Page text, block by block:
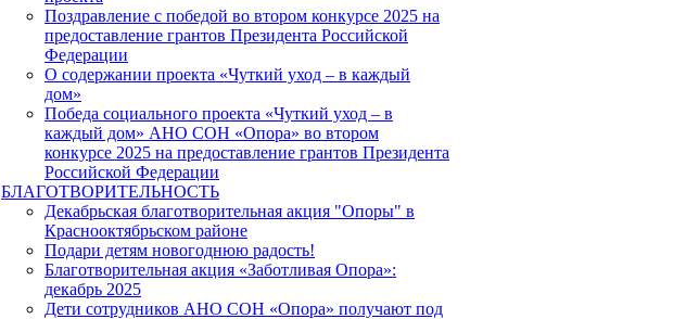
Поздравление с победой во втором конкурсе 2025 на
предоставление грантов Президента Российской
Федерации
О содержании проекта «Чуткий уход – в каждый
дом»
Победа социального проекта «Чуткий уход – в
каждый дом» АНО СОН «Опора» во втором
конкурсе 2025 на предоставление грантов Президента
Российской Федерации
БЛАГОТВОРИТЕЛЬНОСТЬ
Декабрьская благотворительная акция "Опоры" в
Краснооктябрьском районе
Подари детям новогоднюю радость!
Благотворительная акция «Заботливая Опора»:
декабрь 2025
Дети сотрудников АНО СОН «Опора» получают под